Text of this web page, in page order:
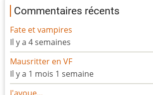
Commentaires récents
Fate et vampires
Il y a 4 semaines
Mausritter en VF
Il y a 1 mois 1 semaine